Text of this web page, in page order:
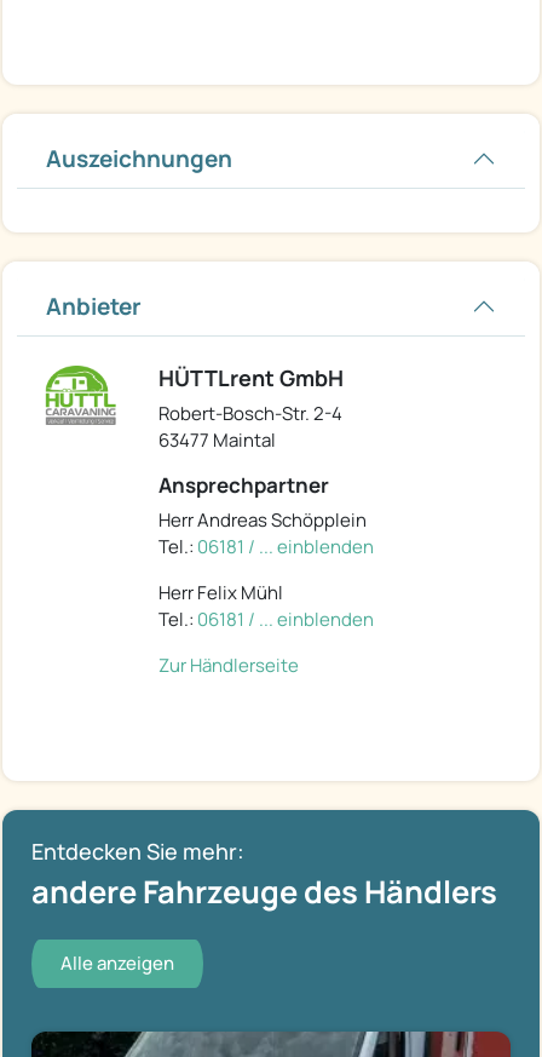
Auszeichnungen
Anbieter
HÜTTLrent GmbH
Robert-Bosch-Str. 2-4
63477 Maintal
Ansprechpartner
Herr Andreas Schöpplein
Tel.: 06181 / ... einblenden
Herr Felix Mühl
Tel.: 06181 / ... einblenden
Zur Händlerseite
Entdecken Sie mehr:
andere Fahrzeuge des Händlers
Alle anzeigen